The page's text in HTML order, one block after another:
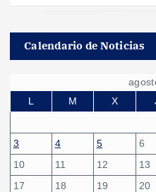
Calendario de Noticias
L
M X
3
4 5 6
10
11 12 13
17
18 19 20